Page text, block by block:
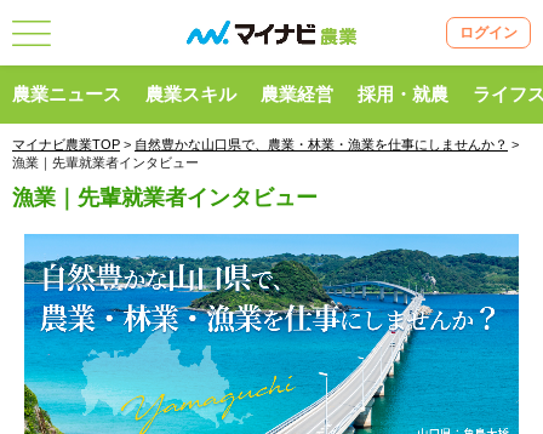
ログイン
農業ニュース 農業スキル 農業経営 採用・就農 ライフ
マイナビ農業TOP > 自然豊かな山口県で、農業・林業・漁業を仕事にしませんか？ >
漁業｜先輩就業者インタビュー
漁業｜先輩就業者インタビュー